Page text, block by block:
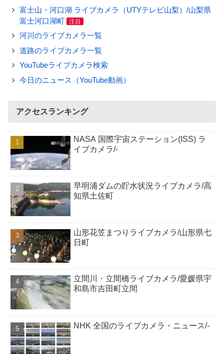
富士山・河口湖 ライブカメラ（UTYテレビ山梨）/山梨県
富士河口湖町
注目
河川のライブカメラ一覧
道路のライブカメラ一覧
YouTubeライブカメラ検索
今日のニュース（YouTube動画）
アクセスランキング
NASA 国際宇宙ステーション(ISS) ラ
イブカメラ/-
早明浦ダムの貯水状況ライブカメラ/高
知県土佐町
山形花笠まつりライブカメラ/山形県七
日町
立間川・立間橋ライブカメラ/愛媛県宇
和島市吉田町立間
NHK 全国のライブカメラ・ニュース/-